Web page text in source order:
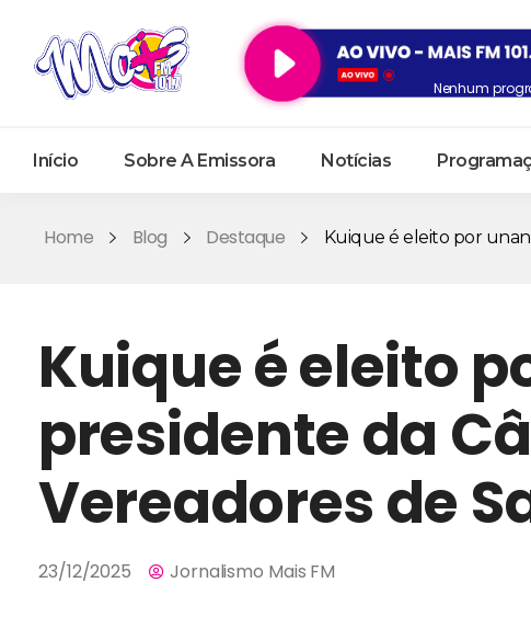
Nenhum
Início Sobre A Emissora Notícias
Home Blog Destaque Kuique é eleito por
Kuique é eleito
presidente da
Vereadores de
23/12/2025 Jornalismo Mais FM